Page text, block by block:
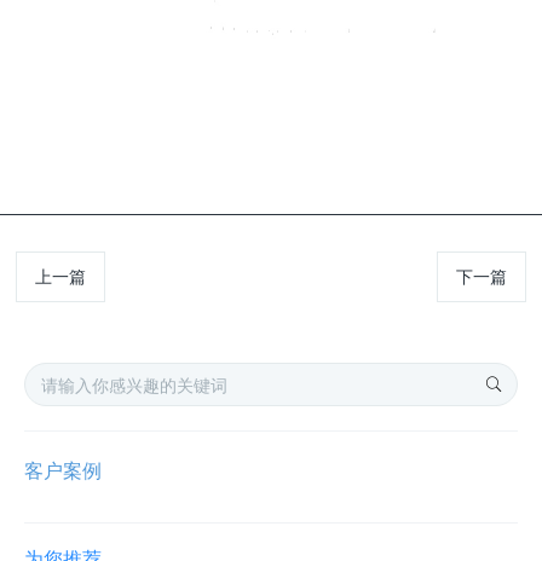
上一篇 下一篇
客户案例